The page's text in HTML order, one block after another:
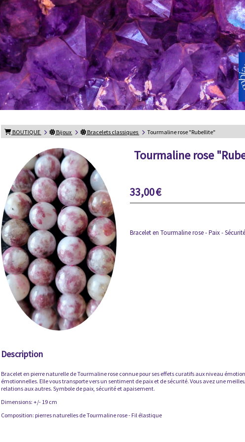
BOUTIQUE Bijoux Bracelets classiques Tourmaline rose "Rubellite"
Tourmaline rose
33,00€
Bracelet en Tourmaline rose - Paix -
Description
Bracelet en pierre naturelle de Tourmaline rose connue pour ses effets curatifs aux niveau
émotionnelles. Elle vous transporte vers un sentiment de paix et de sécurité. Vous avez une
relations aux autres. Symbole de paix, sécurité et apaisement.
Dimensions: +/- 19 cm
Composition: pierres naturelles de Tourmaline rose - Fil élastique